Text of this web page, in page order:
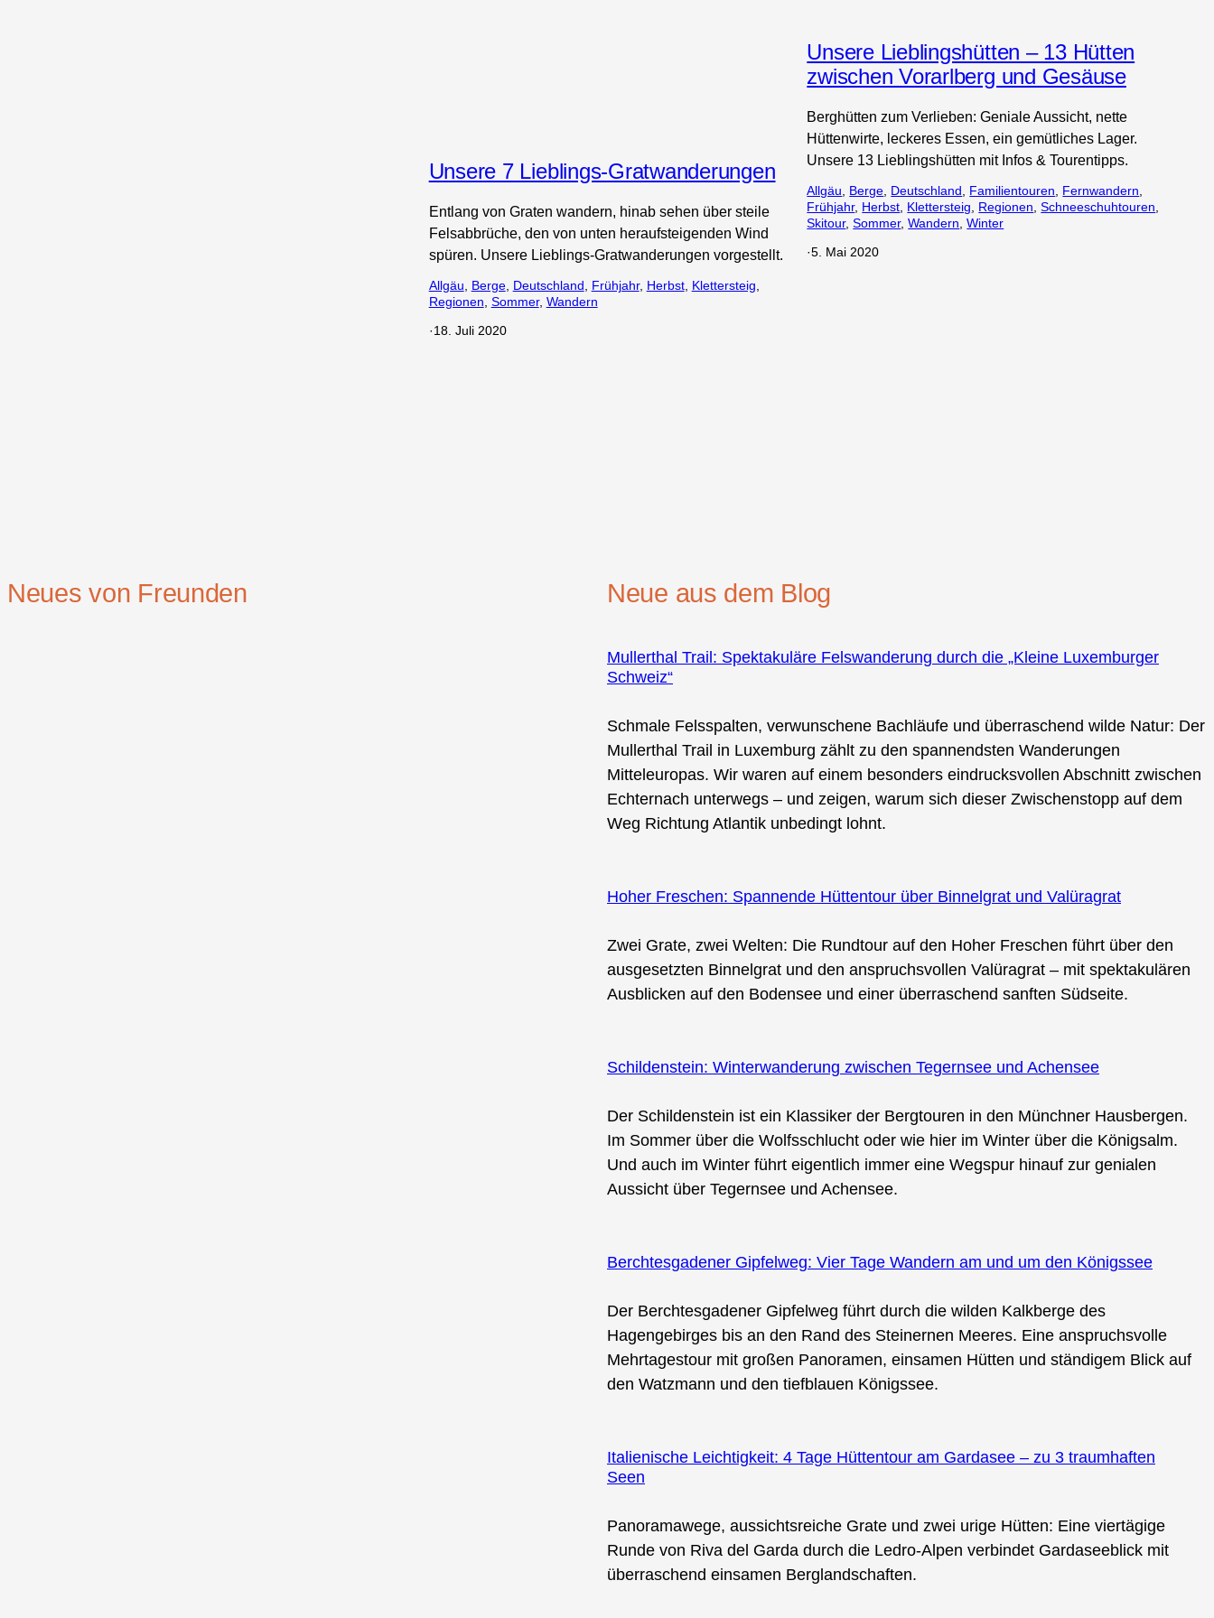
Unsere 7 Lieblings-Gratwanderungen
Entlang von Graten wandern, hinab sehen über steile
Felsabbrüche, den von unten heraufsteigenden Wind
spüren. Unsere Lieblings-Gratwanderungen vorgestellt.
Allgäu Berge, Deutschland Frühjahr, Herbst, Klettersteig
Regionen Sommer, Wandern
·18. Juli 2020
Unsere Lieblingshütten – 13 Hütten
zwischen Vorarlberg und Gesäuse
Berghütten zum Verlieben: Geniale Aussicht, nette
Hüttenwirte, leckeres Essen, ein gemütliches Lager.
Unsere 13 Lieblingshütten mit Infos & Tourentipps.
Allgäu, Berge, Deutschland, Familientouren, Fernwandern
Frühjahr, Herbst, Klettersteig, Regionen, Schneeschuhtouren
Skitour, Sommer, Wandern, Winter
·5. Mai 2020
Neues von Freunden Neue aus dem Blog
Mullerthal Trail: Spektakuläre Felswanderung durch die „Kleine Luxemburger
Schweiz“
Schmale Felsspalten, verwunschene Bachläufe und überraschend wilde Natur: Der
Mullerthal Trail in Luxemburg zählt zu den spannendsten Wanderungen
Mitteleuropas. Wir waren auf einem besonders eindrucksvollen Abschnitt zwischen
Echternach unterwegs – und zeigen, warum sich dieser Zwischenstopp auf dem
Weg Richtung Atlantik unbedingt lohnt.
Hoher Freschen: Spannende Hüttentour über Binnelgrat und Valüragrat
Zwei Grate, zwei Welten: Die Rundtour auf den Hoher Freschen führt über den
ausgesetzten Binnelgrat und den anspruchsvollen Valüragrat – mit spektakulären
Ausblicken auf den Bodensee und einer überraschend sanften Südseite.
Schildenstein: Winterwanderung zwischen Tegernsee und Achensee
Der Schildenstein ist ein Klassiker der Bergtouren in den Münchner Hausbergen.
Im Sommer über die Wolfsschlucht oder wie hier im Winter über die Königsalm.
Und auch im Winter führt eigentlich immer eine Wegspur hinauf zur genialen
Aussicht über Tegernsee und Achensee.
Berchtesgadener Gipfelweg: Vier Tage Wandern am und um den Königssee
Der Berchtesgadener Gipfelweg führt durch die wilden Kalkberge des
Hagengebirges bis an den Rand des Steinernen Meeres. Eine anspruchsvolle
Mehrtagestour mit großen Panoramen, einsamen Hütten und ständigem Blick auf
den Watzmann und den tiefblauen Königssee.
Italienische Leichtigkeit: 4 Tage Hüttentour am Gardasee – zu 3 traumhaften
Seen
Panoramawege, aussichtsreiche Grate und zwei urige Hütten: Eine viertägige
Runde von Riva del Garda durch die Ledro-Alpen verbindet Gardaseeblick mit
überraschend einsamen Berglandschaften.